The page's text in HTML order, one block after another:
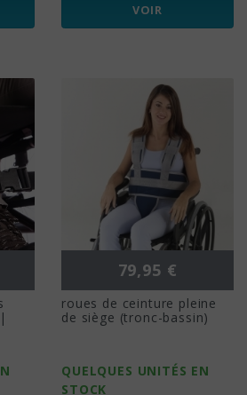
VOIR
Prix
79,95 €
roues de ceinture pleine
de siège (tronc-bassin)
QUELQUES UNITÉS EN
STOCK